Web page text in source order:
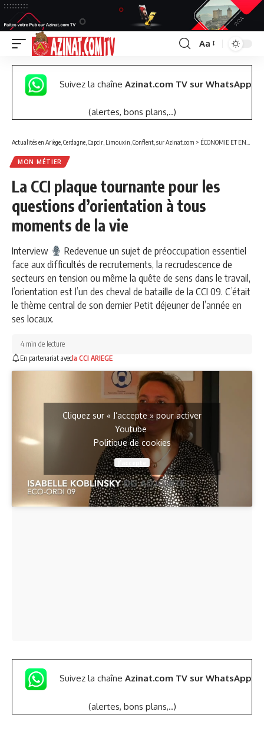
Font
Resizer
Aa
Suivez la chaîne Azinat.com TV sur WhatsApp
(alertes, bons plans,..)
Actualités en Ariège, Cerdagne, Capcir, Limouxin, Conflent, sur Azinat.com > ÉCONOMIE ET ENTREPRISES
MON MÉTIER
La CCI plaque tournante pour les
questions d’orientation à tous
moments de la vie
Interview
Redevenue un sujet de préoccupation essentiel
face aux difficultés de recrutements, la recrudescence de
secteurs en tension ou même la quête de sens dans le travail,
l’orientation est l’un des cheval de bataille de la CCI 09. C’était
le thème central de son dernier Petit déjeuner de l’année en
ses locaux.
En partenariat avec la CCI ARIEGE
4 min de lecture
Cliquez sur « J’accepte » pour activer
Youtube
Politique de cookies
Suivez la chaîne Azinat.com TV sur WhatsApp
(alertes, bons plans,..)